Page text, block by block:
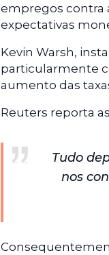
empregos contra
expectativas
Kevin Warsh,
particularmente
aumento das
Reuters reporta
Tudo
nos